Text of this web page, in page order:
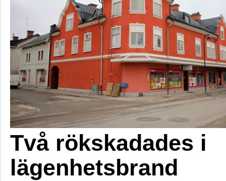
Två rökskadades i
lägenhetsbrand